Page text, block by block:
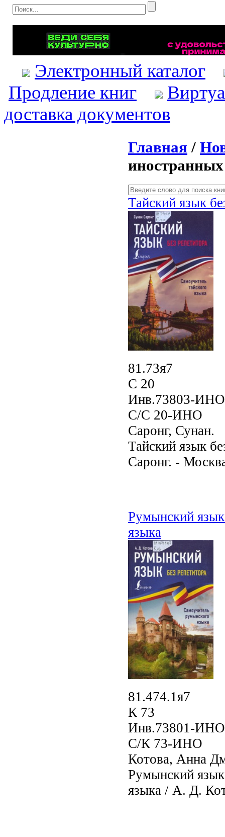
Электронный каталог
Продление книг
доставка документов
Главная /
Тайский язык
81.73я7
С 20
Инв.73803-ИНО
С/С 20-ИНО
Саронг, Сунан.
Тайский язык
Саронг. -
Румынский
языка
81.474.1я7
К 73
Инв.73801-ИНО
С/К 73-ИНО
Котова, Анна
Румынский язык
языка / А. Д.